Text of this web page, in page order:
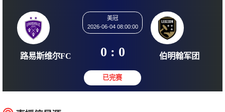
2026-06-04 08:00:00
0 : 0